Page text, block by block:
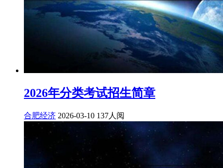
2026年分类考试招生简章
合肥经济 2026-03-10 137人阅